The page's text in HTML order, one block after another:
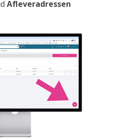
Afleveradressen